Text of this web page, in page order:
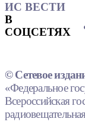
ИС ВЕСТИ
В
СОЦСЕТЯХ
© Сетевое
«Федеральное
Всероссийская